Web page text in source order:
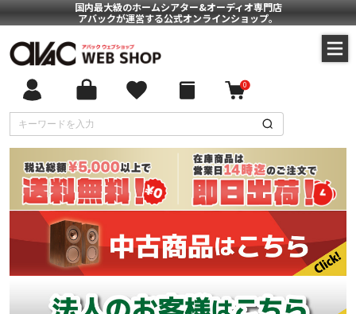
国内最大級のホームシアター&オーディオ専門店
アバックが運営する公式オンラインショップ。
0